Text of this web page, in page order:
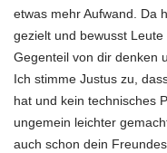
etwas mehr Aufwand. Da
gezielt und bewusst
Gegenteil von dir denken
Ich stimme Justus zu,
hat und kein technisches
ungemein leichter
auch schon dein